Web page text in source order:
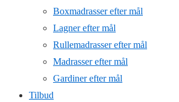
Boxmadrasser efter mål
Lagner efter mål
Rullemadrasser efter mål
Madrasser efter mål
Gardiner efter mål
Tilbud